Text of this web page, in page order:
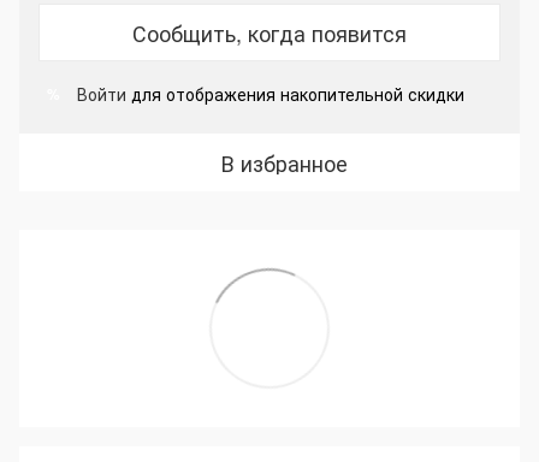
Сообщить, когда появится
Войти для отображения накопительной скидки
В избранное